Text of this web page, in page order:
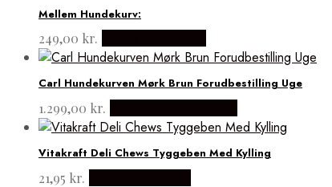
var:
99,00 kr..89,00 kr..
Mellem Hundekurv:
249,00 kr.
Carl Hundekurven Mørk Brun Forudbestilling Uge
1.299,00 kr.
Vitakraft Deli Chews Tyggeben Med Kylling
21,95 kr.